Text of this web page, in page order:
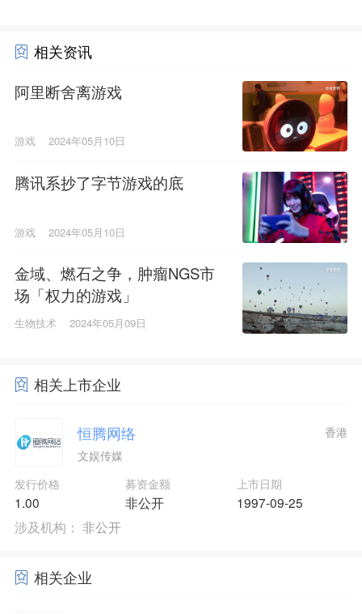
相关资讯
阿里断舍离游戏
游戏 2024年05月10日
腾讯系抄了字节游戏的底
游戏 2024年05月10日
金域、燃石之争，肿瘤NGS市
场「权力的游戏」
生物技术 2024年05月09日
相关上市企业
恒腾网络
文娱传媒
香港
发行价格
1.00
募资金额
非公开
上市日期
1997-09-25
涉及机构： 非公开
相关企业